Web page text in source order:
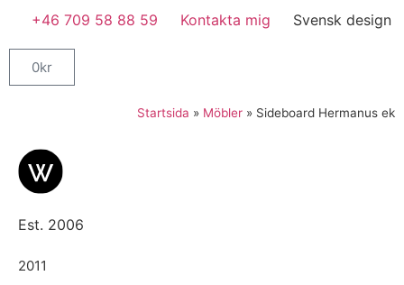
+46 709 58 88 59 Kontakta mig Svensk design
0kr
Est. 2006
Startsida » Möbler » Sideboard Hermanus ek
2011